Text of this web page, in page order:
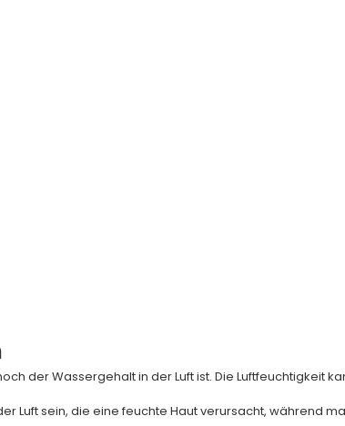
der Wassergehalt in der Luft ist. Die Luftfeuchtigkeit
Luft sein, die eine feuchte Haut verursacht, während